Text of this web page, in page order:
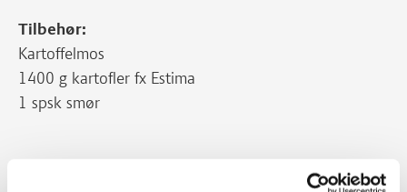
Tilbehør:
Kartoffelmos
1400 g kartofler fx Estima
1 spsk smør